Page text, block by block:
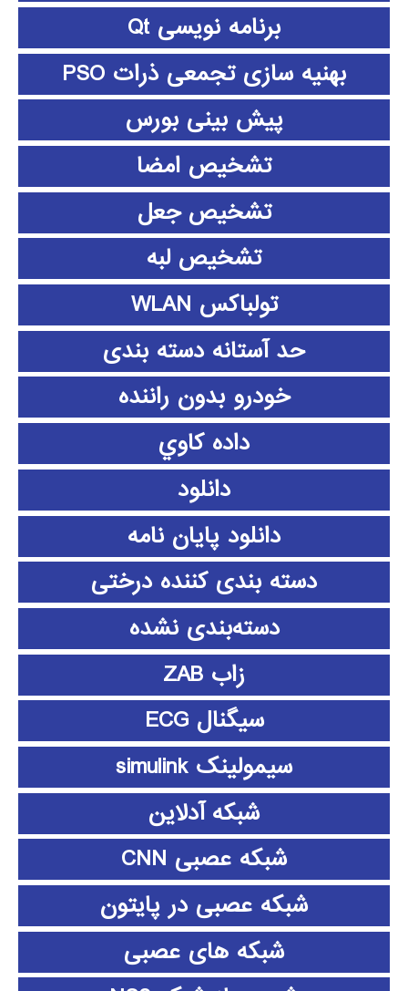
برنامه نویسی Qt
بهنیه سازی تجمعی ذرات PSO
پیش بینی بورس
تشخیص امضا
تشخیص جعل
تشخیص لبه
تولباکس WLAN
حد آستانه دسته بندی
خودرو بدون راننده
داده كاوي
دانلود
دانلود پايان نامه
دسته بندی کننده درختی
دسته‌بندی نشده
زاب ZAB
سیگنال ECG
سیمولینک simulink
شبکه آدلاین
شبکه عصبی CNN
شبکه عصبی در پایتون
شبکه های عصبی